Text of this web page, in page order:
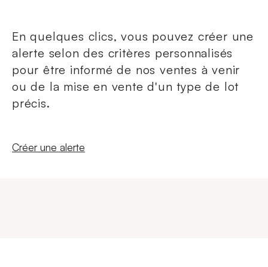
En quelques clics, vous pouvez créer une
alerte selon des critères personnalisés
pour être informé de nos ventes à venir
ou de la mise en vente d'un type de lot
précis.
Nouvelle fenêtre
Créer une alerte